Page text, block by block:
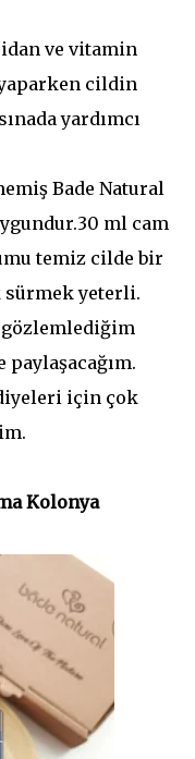
ve vitamin
cildin
yardımcı
Bade Natural
ml cam
temiz cilde bir
sürmek yeterli.
için çok
Kolonya